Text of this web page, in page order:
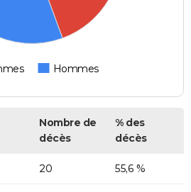
Hommes
Nombre de
décès
% des
décès
20 55,6 %